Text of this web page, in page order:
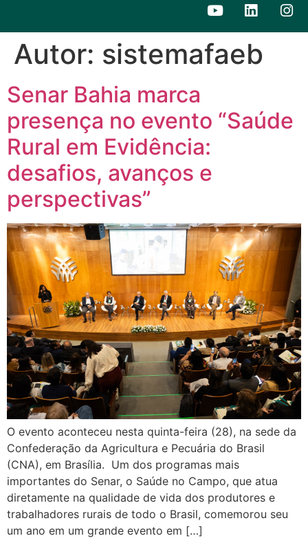
Autor: sistemafaeb
Senar Bahia marca
presença no evento “Saúde
Rural em Evidência:
desafios, avanços e
perspectivas”
O evento aconteceu nesta quinta-feira (28), na sede da
Confederação da Agricultura e Pecuária do Brasil
(CNA), em Brasília. Um dos programas mais
importantes do Senar, o Saúde no Campo, que atua
diretamente na qualidade de vida dos produtores e
trabalhadores rurais de todo o Brasil, comemorou seu
um ano em um grande evento em […]